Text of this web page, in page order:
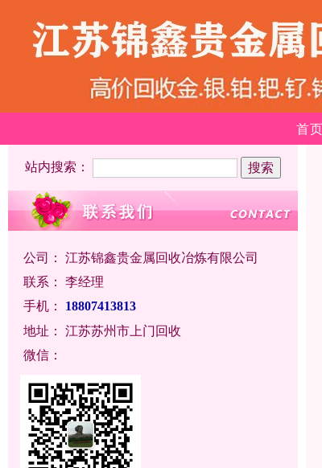
首页
站内搜索：
公司： 江苏锦鑫贵金属回收冶炼有限公司
联系： 李经理
手机：
18807413813
地址： 江苏苏州市上门回收
微信：